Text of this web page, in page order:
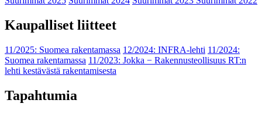
Kaupalliset liitteet
11/2025: Suomea rakentamassa 12/2024: INFRA-lehti 11/2024:
Suomea rakentamassa 11/2023: Jokka − Rakennusteollisuus RT:n
lehti kestävästä rakentamisesta
Tapahtumia